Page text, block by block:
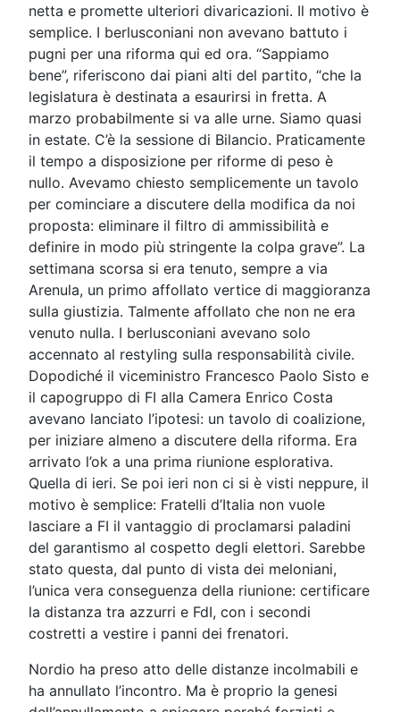
netta e promette ulteriori divaricazioni. Il motivo è
semplice. I berlusconiani non avevano battuto i
pugni per una riforma qui ed ora. “Sappiamo
bene”, riferiscono dai piani alti del partito, “che la
legislatura è destinata a esaurirsi in fretta. A
marzo probabilmente si va alle urne. Siamo quasi
in estate. C’è la sessione di Bilancio. Praticamente
il tempo a disposizione per riforme di peso è
nullo. Avevamo chiesto semplicemente un tavolo
per cominciare a discutere della modifica da noi
proposta: eliminare il filtro di ammissibilità e
definire in modo più stringente la colpa grave”. La
settimana scorsa si era tenuto, sempre a via
Arenula, un primo affollato vertice di maggioranza
sulla giustizia. Talmente affollato che non ne era
venuto nulla. I berlusconiani avevano solo
accennato al restyling sulla responsabilità civile.
Dopodiché il viceministro Francesco Paolo Sisto e
il capogruppo di FI alla Camera Enrico Costa
avevano lanciato l’ipotesi: un tavolo di coalizione,
per iniziare almeno a discutere della riforma. Era
arrivato l’ok a una prima riunione esplorativa.
Quella di ieri. Se poi ieri non ci si è visti neppure, il
motivo è semplice: Fratelli d’Italia non vuole
lasciare a FI il vantaggio di proclamarsi paladini
del garantismo al cospetto degli elettori. Sarebbe
stato questa, dal punto di vista dei meloniani,
l’unica vera conseguenza della riunione: certificare
la distanza tra azzurri e FdI, con i secondi
costretti a vestire i panni dei frenatori.
Nordio ha preso atto delle distanze incolmabili e
ha annullato l’incontro. Ma è proprio la genesi